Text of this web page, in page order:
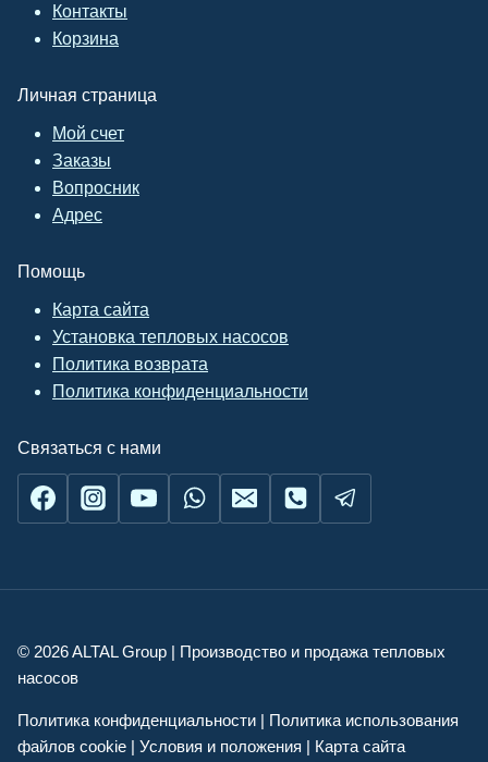
Контакты
Корзина
Личная страница
Мой счет
Заказы
Вопросник
Адрес
Помощь
Карта сайта
Установка тепловых насосов
Политика возврата
Политика конфиденциальности
Связаться с нами
© 2026 ALTAL Group | Производство и продажа тепловых
насосов
Политика конфиденциальности | Политика использования
файлов cookie | Условия и положения | Карта сайта
English